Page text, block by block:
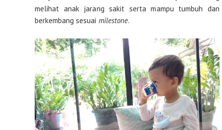
melihat anak jarang sakit serta mampu tumbuh dan
berkembang sesuai milestone.